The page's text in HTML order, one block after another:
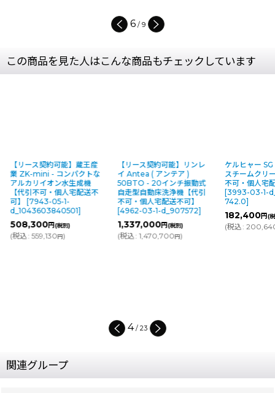
6/ 9
この商品を見た人はこんな商品もチェックしています
【リース契約可能】蔵王産
業 ZK-mini - コンパクトな
アルカリイオン水生成機
【代引不可・個人宅配送不
可】
[7943-05-1-
d_1043603840501]
508,300円(税別)
(税込: 559,130円)
【リース契約可能】リンレ
イ Antea ( アンテア )
50BTO - 20インチ振動式
自走型自動床洗浄機【代引
不可・個人宅配送不可】
[4962-03-1-d_907572]
1,337,000円(税別)
(税込: 1,470,700円)
ケルヒャー
スチームクリ
不可・個人宅
[3993-03-1-
742.0]
182,400円(
(税込:
4/ 23
関連グループ